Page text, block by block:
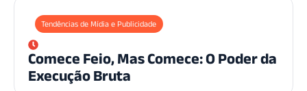
Tendências de Mídia e Publicidade
Comece Feio, Mas Comece: O Poder da
Execução Bruta